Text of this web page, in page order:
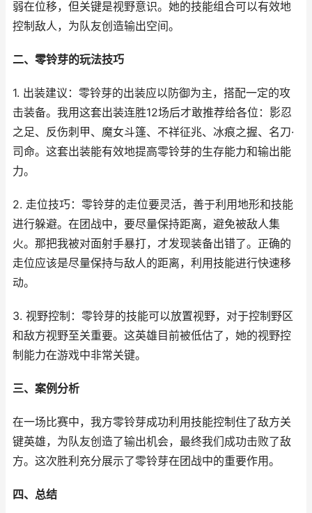
弱在位移，但关键是视野意识。她的技能组合可以有效地
控制敌人，为队友创造输出空间。
二、零铃芽的玩法技巧
1. 出装建议：零铃芽的出装应以防御为主，搭配一定的攻
击装备。我用这套出装连胜12场后才敢推荐给各位：影忍
之足、反伤刺甲、魔女斗篷、不祥征兆、冰痕之握、名刀·
司命。这套出装能有效地提高零铃芽的生存能力和输出能
力。
2. 走位技巧：零铃芽的走位要灵活，善于利用地形和技能
进行躲避。在团战中，要尽量保持距离，避免被敌人集
火。那把我被对面射手暴打，才发现装备出错了。正确的
走位应该是尽量保持与敌人的距离，利用技能进行快速移
动。
3. 视野控制：零铃芽的技能可以放置视野，对于控制野区
和敌方视野至关重要。这英雄目前被低估了，她的视野控
制能力在游戏中非常关键。
三、案例分析
在一场比赛中，我方零铃芽成功利用技能控制住了敌方关
键英雄，为队友创造了输出机会，最终我们成功击败了敌
方。这次胜利充分展示了零铃芽在团战中的重要作用。
四、总结